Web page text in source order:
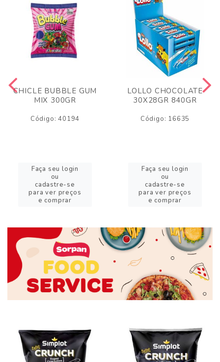
CHICLE BUBBLE GUM
MIX 300GR
Código: 40194
Faça seu login
ou
cadastre-se
para ver preços
e comprar
LOLLO CHOCOLATE
30X28GR 840GR
Código: 16635
Faça seu login
ou
cadastre-se
para ver preços
e comprar